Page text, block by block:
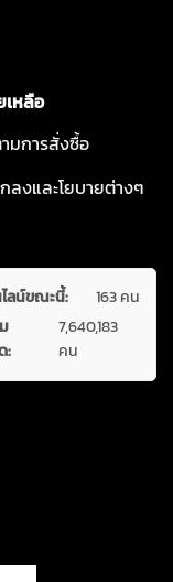
หลือ
มการสั่งซื้อ
ลงและโยบายต่างๆ
ลน์ขณะนี้:
163 คน
:
7,640,183
คน